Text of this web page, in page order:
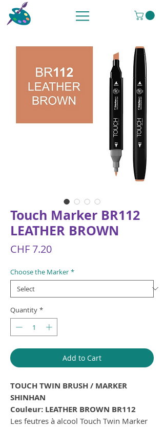
Touch Marker BR112
LEATHER BROWN
CHF 7.20Price
Choose the Marker *
Quantity *
Add to Cart
TOUCH TWIN BRUSH / MARKER
SHINHAN
Couleur: LEATHER BROWN BR112
Les feutres à alcool Touch Twin Marker